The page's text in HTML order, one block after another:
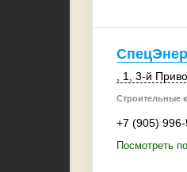
, 1 , 3-й
Строительные
+7 (905)
Посмотреть